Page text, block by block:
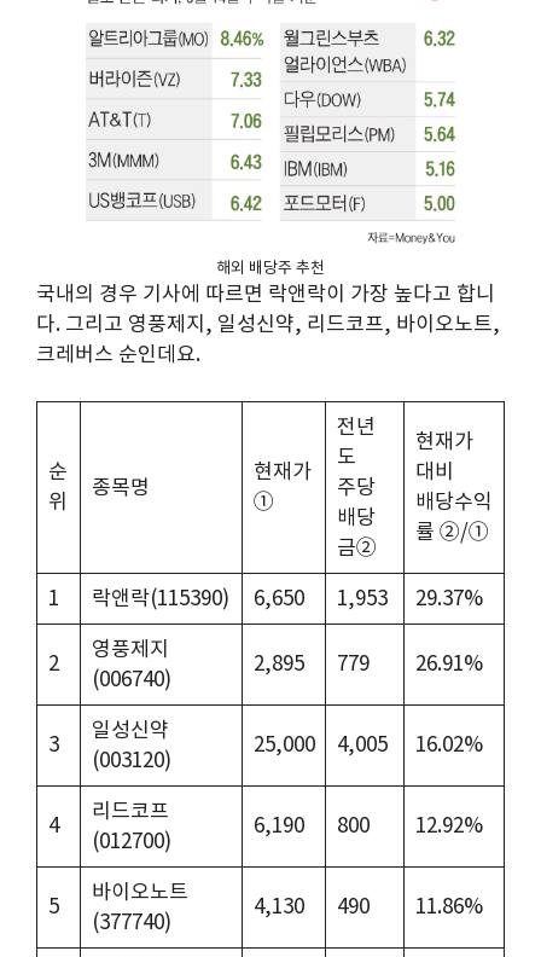
해외 배당주 추천
국내의 경우 기사에 따르면 락앤락이 가장 높다고 합니
다. 그리고 영풍제지, 일성신약, 리드코프, 바이오노트,
크레버스 순인데요.
순
위
종목명
현재가
①
전년
도
주당
배당
금②
현재가
대비
배당수익
률 ②/①
1 락앤락(115390) 6,650 1,953 29.37%
2
영풍제지
(006740)
2,895 779 26.91%
3
일성신약
(003120)
25,000 4,005 16.02%
4
리드코프
(012700)
6,190 800 12.92%
5
바이오노트
(377740)
4,130 490 11.86%